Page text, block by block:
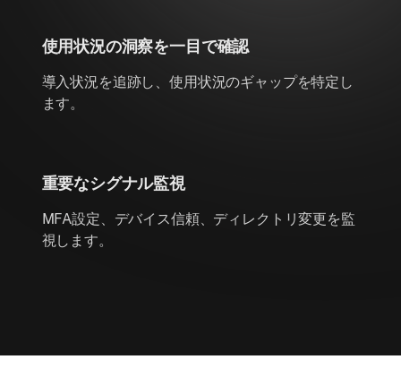
使用状況の洞察を一目で確認
導入状況を追跡し、使用状況のギャップを特定し
ます。
重要なシグナル監視
MFA設定、デバイス信頼、ディレクトリ変更を監
視します。